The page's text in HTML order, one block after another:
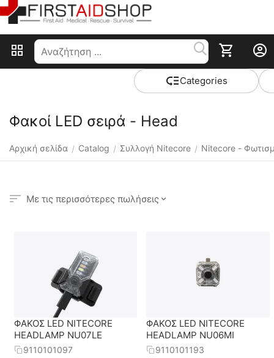
Сategories
Φακοί LED σειρά - Head
Αρχική σελίδα / Catalog / Συλλογή Nitecore / Nitecore -
Με τις περισσότερες πωλήσεις
ΦΑΚΟΣ LED NITECORE
HEADLAMP NU07LE
9110101097
ΦΑΚΟΣ LED NITECORE
HEADLAMP NU06MI
9110101193